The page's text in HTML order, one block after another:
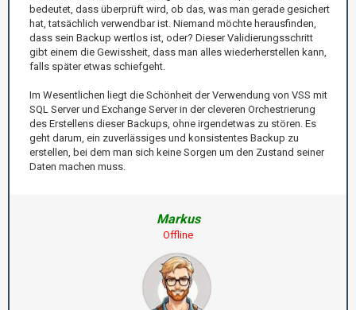
bedeutet, dass überprüft wird, ob das, was man gerade gesichert
hat, tatsächlich verwendbar ist. Niemand möchte herausfinden,
dass sein Backup wertlos ist, oder? Dieser Validierungsschritt
gibt einem die Gewissheit, dass man alles wiederherstellen kann,
falls später etwas schiefgeht.
Im Wesentlichen liegt die Schönheit der Verwendung von VSS mit
SQL Server und Exchange Server in der cleveren Orchestrierung
des Erstellens dieser Backups, ohne irgendetwas zu stören. Es
geht darum, ein zuverlässiges und konsistentes Backup zu
erstellen, bei dem man sich keine Sorgen um den Zustand seiner
Daten machen muss.
Markus
Offline